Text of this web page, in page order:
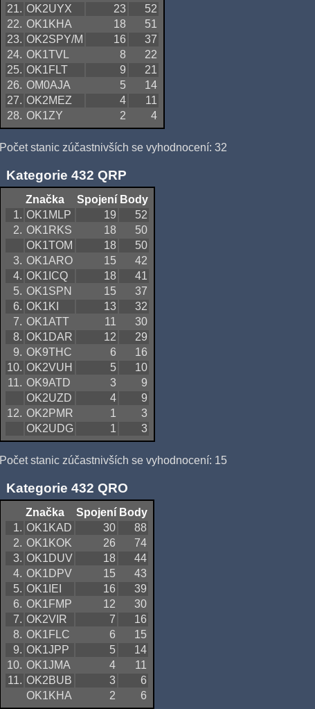
21. OK2UYX 23
52
22. OK1KHA 18
51
23. OK2SPY/M 16
37
24. OK1TVL 8
22
25. OK1FLT 9
21
26. OM0AJA 5
14
27. OK2MEZ 4
11
28. OK1ZY 2 4
Počet stanic zúčastnivších se vyhodnocení: 32
Kategorie 432 QRP
Značka Spojení Body
1. OK1MLP 19
52
2. OK1RKS 18
50
OK1TOM
18
50
3. OK1ARO 15
42
4. OK1ICQ 18
41
5. OK1SPN 15
37
6. OK1KI 13
32
7. OK1ATT 11
30
8. OK1DAR 12
29
9. OK9THC 6
16
10. OK2VUH 5
10
11. OK9ATD 3
9
OK2UZD
4
9
12. OK2PMR 1
3
OK2UDG
1 3
Počet stanic zúčastnivších se vyhodnocení: 15
Kategorie 432 QRO
Značka Spojení Body
1. OK1KAD 30
88
2. OK1KOK 26
74
3. OK1DUV 18
44
4. OK1DPV 15
43
5. OK1IEI 16
39
6. OK1FMP 12
30
7. OK2VIR 7
16
8. OK1FLC 6
15
9. OK1JPP 5
14
10. OK1JMA 4
11
11. OK2BUB 3
6
OK1KHA
2 6